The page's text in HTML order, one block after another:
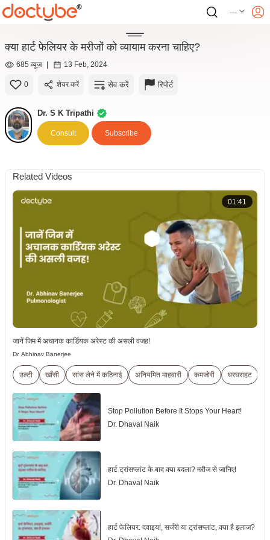
---
क्या हार्ट फेलियर के मरीजों को व्यायाम करना चाहिए?
685 व्यूज़ | 13 Feb, 2024
0 शेयर करें सेव करें रिपोर्ट
Dr. S K Tripathi
Consult Subscribe
Related Videos
01:41
जानें जिम में अचानक कार्डियक अरेस्ट की असली वजह!
Dr. Abhinav Banerjee
उल्टी खाँसी सांस लेने में कठिनाई अनियमित माहवारी कमजोरी घरघराहट
Stop Pollution Before It Stops Your Heart!
Dr. Dhaval Naik
हार्ट ट्रांसप्लांट के बाद क्या बदला? मरीज से जानिए!
Dr. Dhaval Naik
हार्ट फेलियर: दवाइयां, सर्जरी या ट्रांसप्लांट, क्या है इलाज?